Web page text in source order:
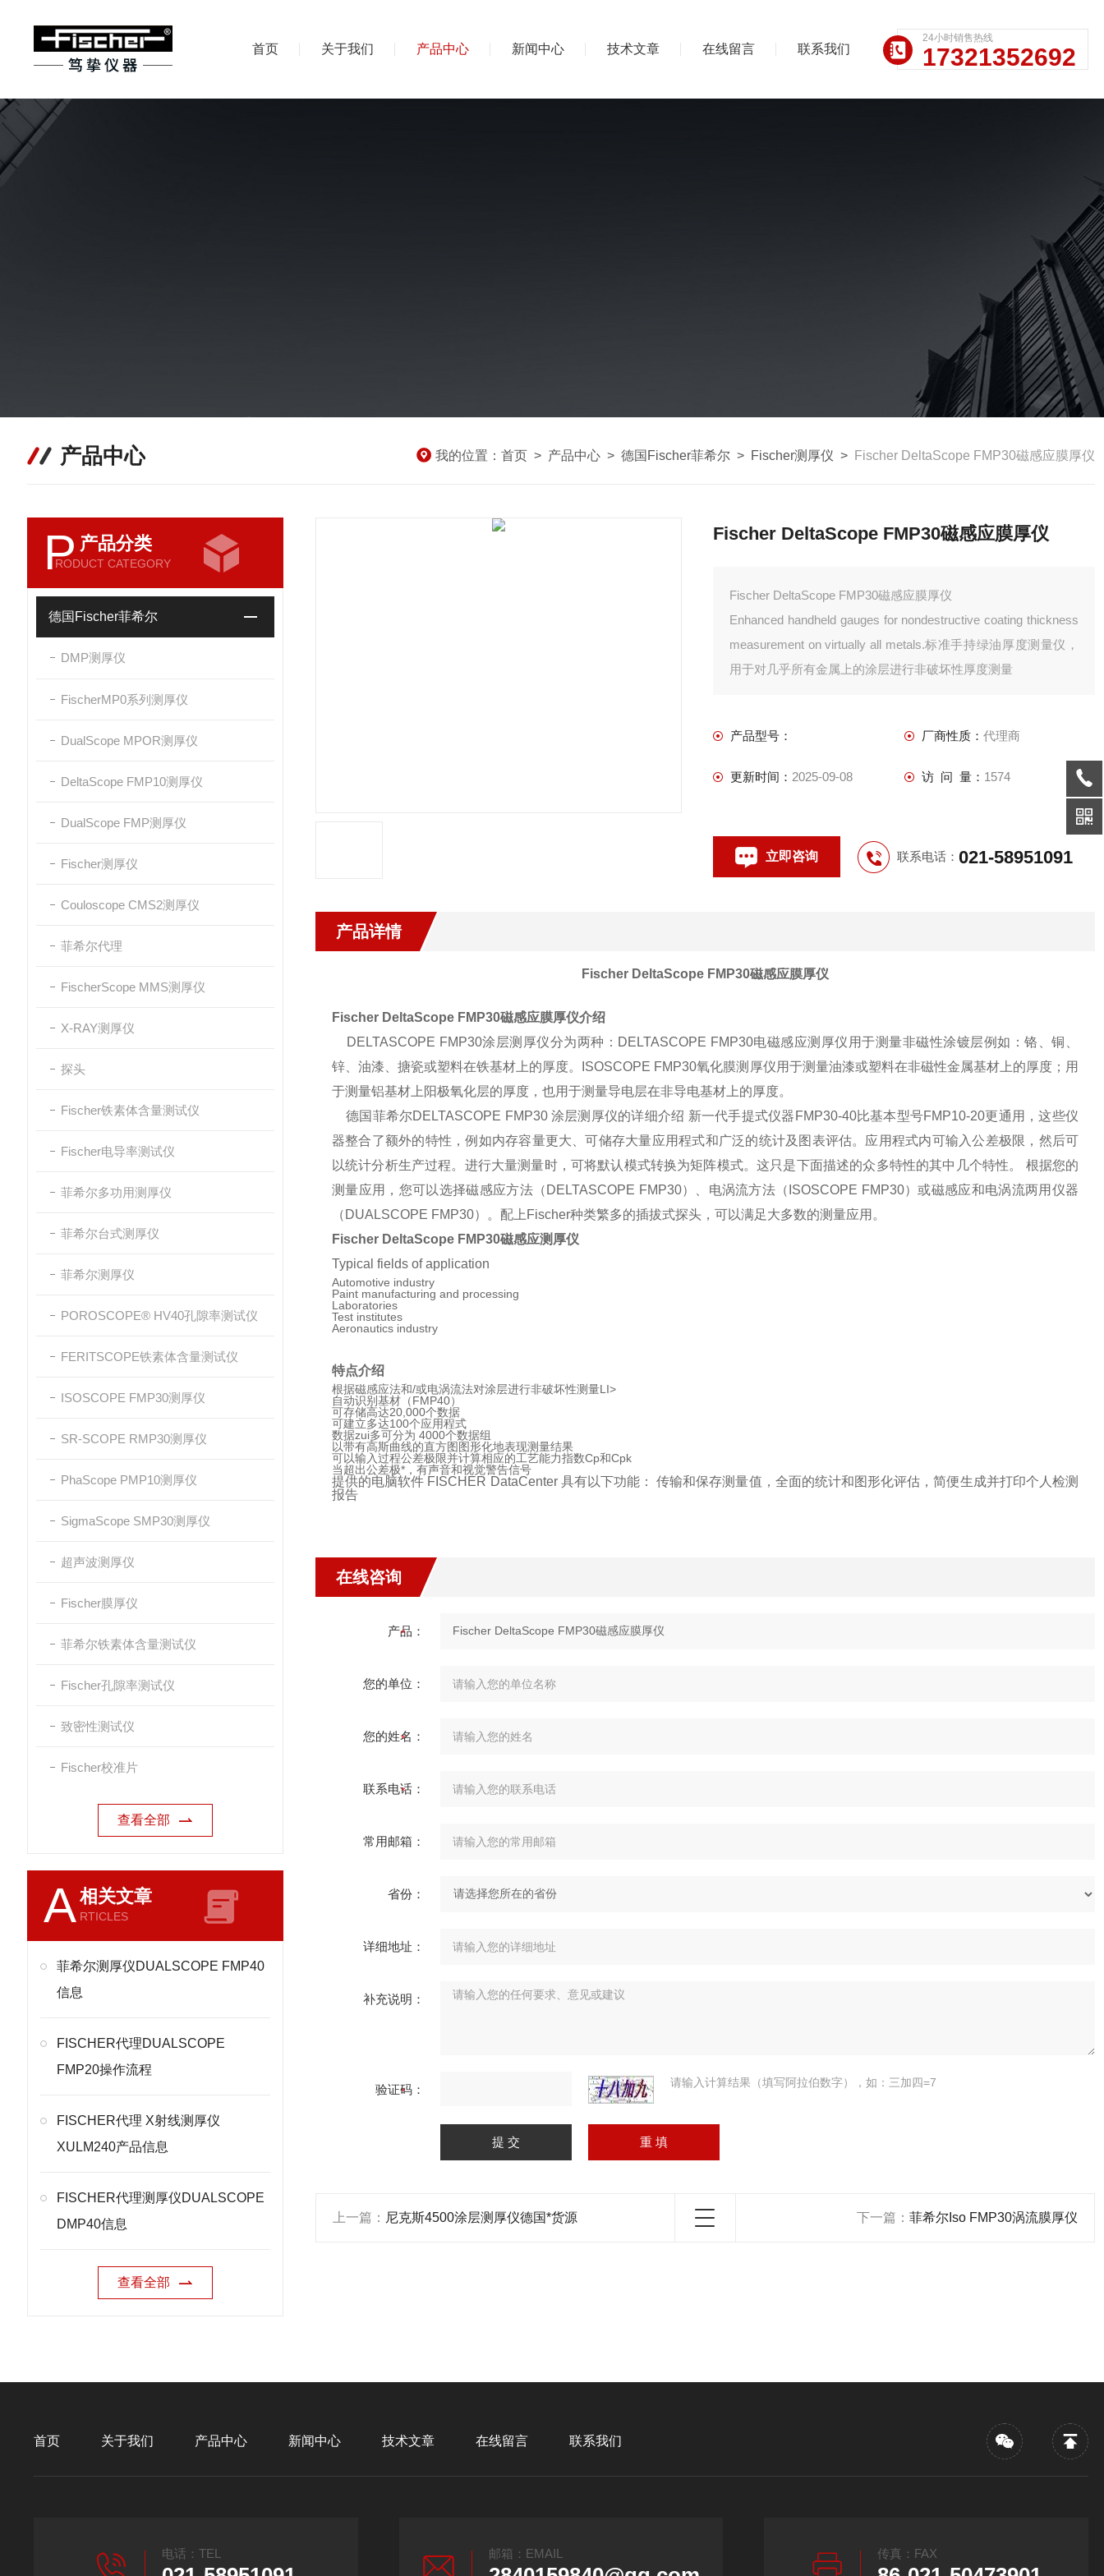
首页 关于我们 产品中心 新闻中心 技术文章 在线留言 联系我们
24小时销售热线
17321352692
产品中心 我的位置： 首页 > 产品中心 > 德国Fischer菲希尔 > Fischer测厚仪 > Fischer DeltaScope FMP30磁感应膜厚仪
P 产品分类
RODUCT CATEGORY
德国Fischer菲希尔
DMP测厚仪
FischerMP0系列测厚仪
DualScope MPOR测厚仪
DeltaScope FMP10测厚仪
DualScope FMP测厚仪
Fischer测厚仪
Couloscope CMS2测厚仪
菲希尔代理
FischerScope MMS测厚仪
X-RAY测厚仪
探头
Fischer铁素体含量测试仪
Fischer电导率测试仪
菲希尔多功用测厚仪
菲希尔台式测厚仪
菲希尔测厚仪
POROSCOPE® HV40孔隙率测试仪
FERITSCOPE铁素体含量测试仪
ISOSCOPE FMP30测厚仪
SR-SCOPE RMP30测厚仪
PhaScope PMP10测厚仪
SigmaScope SMP30测厚仪
超声波测厚仪
Fischer膜厚仪
菲希尔铁素体含量测试仪
Fischer孔隙率测试仪
致密性测试仪
Fischer校准片
查看全部
A相关文章
RTICLES
菲希尔测厚仪DUALSCOPE FMP40
信息
FISCHER代理DUALSCOPE
FMP20操作流程
FISCHER代理 X射线测厚仪
XULM240产品信息
FISCHER代理测厚仪DUALSCOPE
DMP40信息
查看全部
Fischer DeltaScope FMP30磁感应膜厚仪
Fischer DeltaScope FMP30磁感应膜厚仪
Enhanced handheld gauges for nondestructive coating thickness
measurement on virtually all metals.标准手持绿油厚度测量仪，
用于对几乎所有金属上的涂层进行非破坏性厚度测量
产品型号： 厂商性质： 代理商
更新时间： 2025-09-08 访 问 量： 1574
立即咨询 联系电话： 021-58951091
产品详情
Fischer DeltaScope FMP30磁感应膜厚仪
Fischer DeltaScope FMP30磁感应膜厚仪介绍
DELTASCOPE FMP30涂层测厚仪分为两种：DELTASCOPE FMP30电磁感应测厚仪用于测量非磁性涂镀层例如：铬、铜、
锌、油漆、搪瓷或塑料在铁基材上的厚度。ISOSCOPE FMP30氧化膜测厚仪用于测量油漆或塑料在非磁性金属基材上的厚度；用
于测量铝基材上阳极氧化层的厚度，也用于测量导电层在非导电基材上的厚度。
德国菲希尔DELTASCOPE FMP30 涂层测厚仪的详细介绍 新一代手提式仪器FMP30-40比基本型号FMP10-20更通用，这些仪
器整合了额外的特性，例如内存容量更大、可储存大量应用程式和广泛的统计及图表评估。应用程式内可输入公差极限，然后可
以统计分析生产过程。进行大量测量时，可将默认模式转换为矩阵模式。这只是下面描述的众多特性的其中几个特性。 根据您的
测量应用，您可以选择磁感应方法（DELTASCOPE FMP30）、电涡流方法（ISOSCOPE FMP30）或磁感应和电涡流两用仪器
（DUALSCOPE FMP30）。配上Fischer种类繁多的插拔式探头，可以满足大多数的测量应用。
Fischer DeltaScope FMP30磁感应测厚仪
Typical fields of application
Automotive industry
Paint manufacturing and processing
Laboratories
Test institutes
Aeronautics industry
特点介绍
根据磁感应法和/或电涡流法对涂层进行非破坏性测量LI>
自动识别基材（FMP40）
可存储高达20,000个数据
可建立多达100个应用程式
数据zui多可分为 4000个数据组
以带有高斯曲线的直方图图形化地表现测量结果
可以输入过程公差极限并计算相应的工艺能力指数Cp和Cpk
当超出公差极*，有声音和视觉警告信号
提供的电脑软件 FISCHER DataCenter 具有以下功能： 传输和保存测量值，全面的统计和图形化评估，简便生成并打印个人检测
报告
在线咨询
产品：
您的单位：
您的姓名：
联系电话：
常用邮箱：
省份：
详细地址：
补充说明：
验证码： 请输入计算结果（填写阿拉伯数字），如：三加四=7
上一篇： 尼克斯4500涂层测厚仪德国*货源 下一篇： 菲希尔Iso FMP30涡流膜厚仪
首页 关于我们 产品中心 新闻中心 技术文章 在线留言 联系我们
电话：TEL 邮箱：EMAIL 传真：FAX